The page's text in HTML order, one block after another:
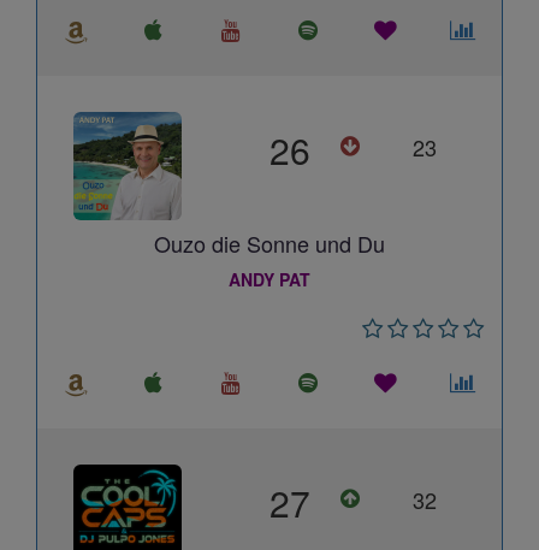
26 23
Ouzo die Sonne und Du
ANDY PAT
27 32